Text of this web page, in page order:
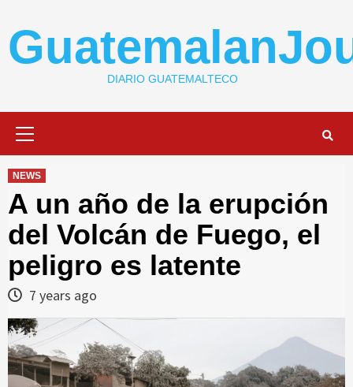
content
DIARIO GUATEMALTECO
NEWS
A un año de la erupción
del Volcán de Fuego, el
peligro es latente
7 years ago